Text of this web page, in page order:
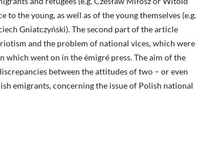
to the young, as well as of the young themselves (e.g.
Gniatczyński). The second part of the article
and the problem of national vices, which were
which went on in the émigré press. The aim of the
between the attitudes of two – or even
emigrants, concerning the issue of Polish national